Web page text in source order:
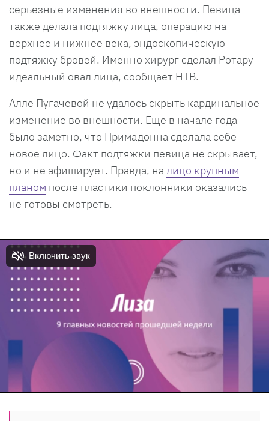
серьезные изменения во внешности. Певица
также делала подтяжку лица, операцию на
верхнее и нижнее века, эндоскопическую
подтяжку бровей. Именно хирург сделал Ротару
идеальный овал лица, сообщает НТВ.
Алле Пугачевой не удалось скрыть кардинальное
изменение во внешности. Еще в начале года
было заметно, что Примадонна сделала себе
новое лицо. Факт подтяжки певица не скрывает,
но и не афиширует. Правда, на лицо крупным
планом после пластики поклонники оказались
не готовы смотреть.